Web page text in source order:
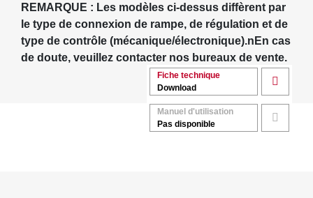
REMARQUE : Les modèles ci-dessus diffèrent par
le type de connexion de rampe, de régulation et de
type de contrôle (mécanique/électronique).nEn cas
de doute, veuillez contacter nos bureaux de vente.
Fiche technique
Download
Manuel d'utilisation
Pas disponible